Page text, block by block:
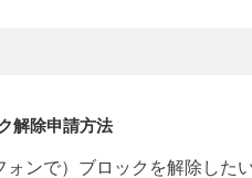
解除申請方法
ォンで）ブロックを解除した